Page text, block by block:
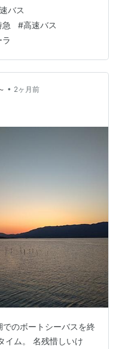
「青春昼特急広島1号」
バスは、今でも需要
事では、そんな「青春
ったときのようすを紹
方にオススメ☆ JRバ
バス
#高速バス
ラ
• 2ヶ月前
のボートシーバスを終
イム。 名残惜しいけ